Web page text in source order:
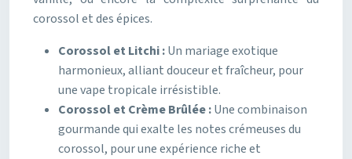
corossol et des épices.
Corossol et Litchi :Un mariage exotique
harmonieux, alliant douceur et fraîcheur, pour
une vape tropicale irrésistible.
Corossol et Crème Brûlée :Une combinaison
gourmande qui exalte les notes crémeuses du
corossol, pour une expérience riche et